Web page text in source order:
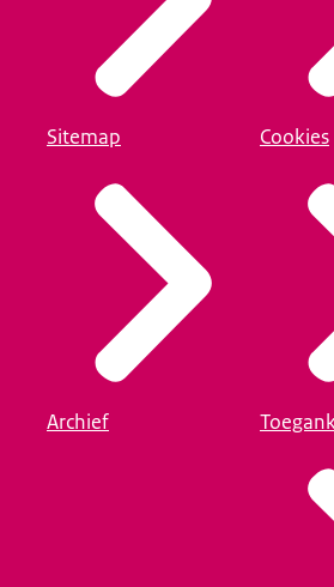
Sitemap
Archief
Cookies